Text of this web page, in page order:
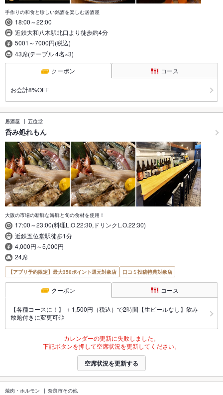
手作りの和食と珍しい銘酒を楽しむ居酒屋
18:00～22:00
近鉄大和八木駅北口より徒歩約4分
5001～7000円(税込)
43席(テーブル 4名×3)
クーポン コース
お会計8%OFF
居酒屋 五位堂
呑み処れもん
大阪の市場の新鮮な海鮮と旬の食材を使用！
17:00～23:00(料理L.O.22:30,ドリンクL.O.22:30)
近鉄五位堂駅徒歩1分
4,000円～5,000円
24席
【アプリ予約限定】最大350ポイント還元対象店 口コミ投稿特典対象店
クーポン コース
【各種コースに！】 ＋1,500円（税込）で2時間【生ビールなし】飲み
放題付きに変更可◎
カレンダーの更新に失敗しました。
下記ボタンを押して空席状況を更新してください。
空席状況を更新する
焼肉・ホルモン 奈良市その他